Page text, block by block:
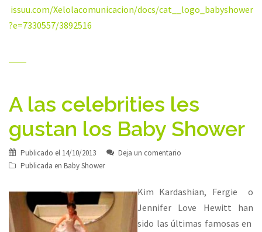
issuu.com/Xelolacomunicacion/docs/cat__logo_babyshower
?e=7330557/3892516
A las celebrities les
gustan los Baby Shower
Publicado el 14/10/2013
Deja un comentario
Publicada en Baby Shower
Kim Kardashian, Fergie o
Jennifer Love Hewitt han
sido las últimas famosas en